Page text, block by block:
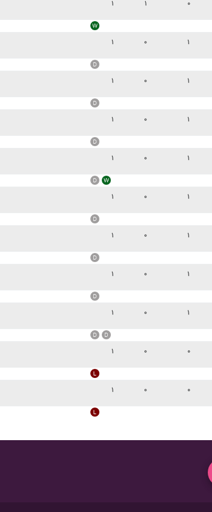
۱ ۱ ۰
۱ ۰ ۱
۱ ۰ ۱
۱ ۰ ۱
۱ ۰ ۱
۱ ۰ ۱
۱ ۰ ۱
۱ ۰ ۱
۱ ۰ ۱
۱ ۰ ۰
۱ ۰ ۰